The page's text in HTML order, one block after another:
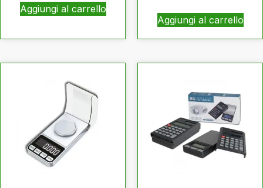
Aggiungi al carrello
Aggiungi al carrello